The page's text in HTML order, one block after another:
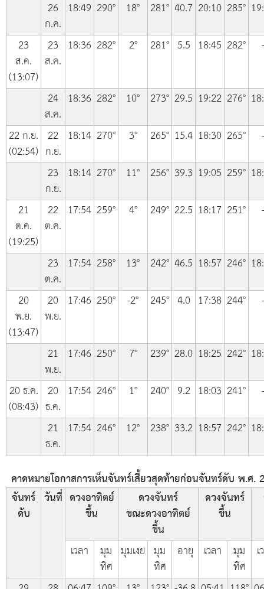
26
ก.ค.
18:49 290° 18° 281° 40.7 20:10 285°
23
ส.ค.
(13:07)
23
ส.ค.
18:36 282° 2° 281° 5.5 18:45 282° -
24
ส.ค.
18:36 282° 10° 273° 29.5 19:22 276°
22 ก.ย.
(02:54)
22
ก.ย.
18:14 270° 3° 265° 15.4 18:30 265°
-
23
ก.ย.
18:14 270° 11° 256° 39.3 19:05 259°
21
ต.ค.
(19:25)
22
ต.ค.
17:54 259° 4° 249° 22.5 18:17 251° -
23
ต.ค.
17:54 258° 13° 242° 46.5 18:57 246°
20
พ.ย.
(13:47)
20
พ.ย.
17:46 250° -2° 245° 4.0 17:38 244° -
21
พ.ย.
17:46 250° 7° 239° 28.0 18:25 242°
20 ธ.ค.
(08:43)
20
ธ.ค.
17:54 246° 1° 240° 9.2 18:03 241°
-
21
ธ.ค.
17:54 246° 12° 238° 33.2 18:57 242°
คาดหมายโอกาสการเห็นจันทร์เสี้ยวสุดท้ายก่อนจันทร์ดับ พ.ศ.
จันทร์
ดับ
วันที่ ดวงอาทิตย์
ขึ้น
ดวงจันทร์
ขณะดวงอาทิตย์
ขึ้น
ดวงจันทร์
ขึ้น
เวลา มุม
ทิศ
มุมเงย มุม
ทิศ
อายุ เวลา มุม
ทิศ